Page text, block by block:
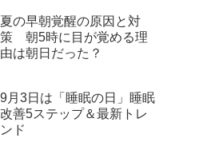
夏の早朝覚醒の原因と対
策 朝5時に目が覚める理
由は朝日だった？
9月3日は「睡眠の日」睡眠
改善5ステップ＆最新トレ
ンド